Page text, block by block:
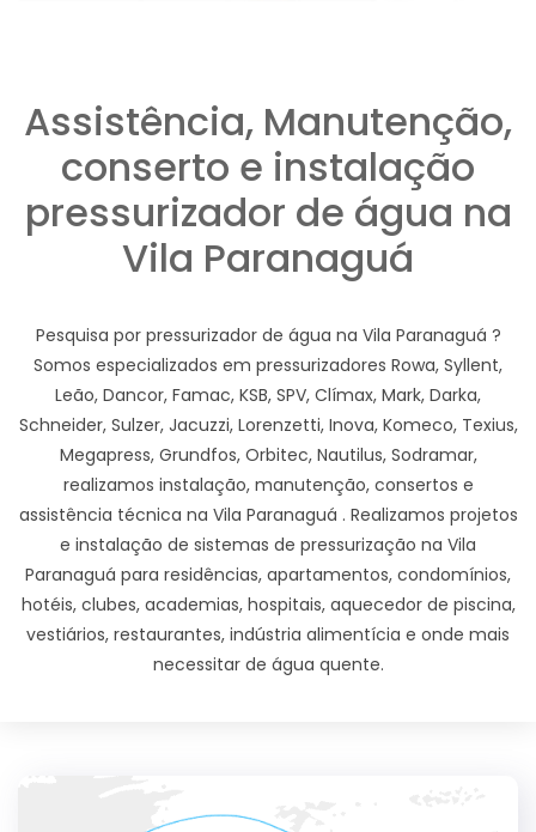
Assistência, Manutenção,
conserto e instalação
pressurizador de água na
Vila Paranaguá
Pesquisa por pressurizador de água na Vila Paranaguá ?
Somos especializados em pressurizadores Rowa, Syllent,
Leão, Dancor, Famac, KSB, SPV, Clímax, Mark, Darka,
Schneider, Sulzer, Jacuzzi, Lorenzetti, Inova, Komeco, Texius,
Megapress, Grundfos, Orbitec, Nautilus, Sodramar,
realizamos instalação, manutenção, consertos e
assistência técnica na Vila Paranaguá . Realizamos projetos
e instalação de sistemas de pressurização na Vila
Paranaguá para residências, apartamentos, condomínios,
hotéis, clubes, academias, hospitais, aquecedor de piscina,
vestiários, restaurantes, indústria alimentícia e onde mais
necessitar de água quente.